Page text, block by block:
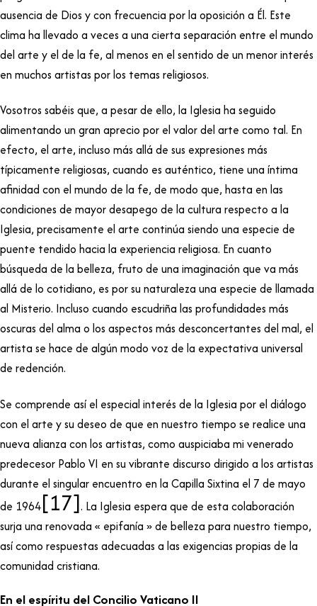
ausencia de Dios y con frecuencia por la oposición a Él. Este
clima ha llevado a veces a una cierta separación entre el mundo
del arte y el de la fe, al menos en el sentido de un menor interés
en muchos artistas por los temas religiosos.
Vosotros sabéis que, a pesar de ello, la Iglesia ha seguido
alimentando un gran aprecio por el valor del arte como tal. En
efecto, el arte, incluso más allá de sus expresiones más
típicamente religiosas, cuando es auténtico, tiene una íntima
afinidad con el mundo de la fe, de modo que, hasta en las
condiciones de mayor desapego de la cultura respecto a la
Iglesia, precisamente el arte continúa siendo una especie de
puente tendido hacia la experiencia religiosa. En cuanto
búsqueda de la belleza, fruto de una imaginación que va más
allá de lo cotidiano, es por su naturaleza una especie de llamada
al Misterio. Incluso cuando escudriña las profundidades más
oscuras del alma o los aspectos más desconcertantes del mal, el
artista se hace de algún modo voz de la expectativa universal
de redención.
Se comprende así el especial interés de la Iglesia por el diálogo
con el arte y su deseo de que en nuestro tiempo se realice una
nueva alianza con los artistas, como auspiciaba mi venerado
predecesor Pablo VI en su vibrante discurso dirigido a los artistas
durante el singular encuentro en la Capilla Sixtina el 7 de mayo
de 1964[17]. La Iglesia espera que de esta colaboración
surja una renovada « epifanía » de belleza para nuestro tiempo,
así como respuestas adecuadas a las exigencias propias de la
comunidad cristiana.
En el espíritu del Concilio Vaticano II